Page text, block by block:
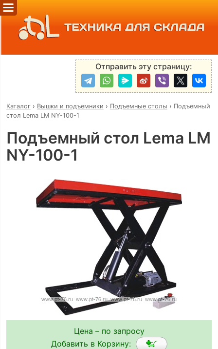
ТЕХНИКА ДЛЯ СКЛАДА
Отправить эту страницу:
Каталог› Вышки и подъемники › Подъемные столы › Подъемный
стол Lema LM NY-100-1
Подъемный стол Lema LM
NY-100-1
Цена – по запросу
Добавить в Корзину: